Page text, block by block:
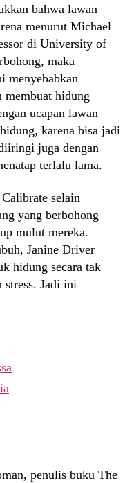
bahwa lawan
menurut Michael
di University of
maka
menyebabkan
membuat hidung
ucapan lawan
karena bisa jadi
juga dengan
terlalu lama.
selain
yang berbohong
mulut mereka.
Janine Driver
hidung secara tak
stress. Jadi ini
penulis buku The